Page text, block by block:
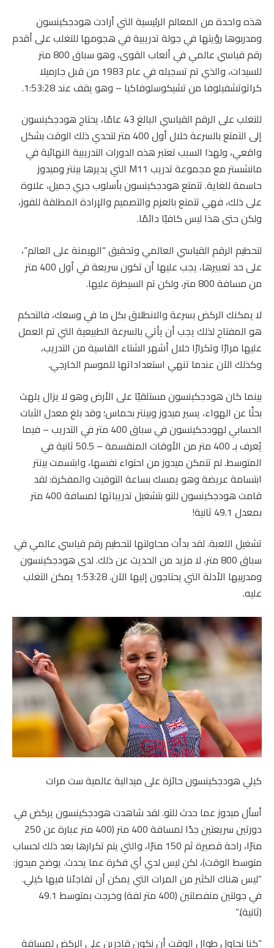
هذه واحدة من المعالم الرئيسية التي أرادت هودجكينسون
ومدربوها رؤيتها في جولة تدريبية في هجومها للتغلب على أقدم
رقم قياسي عالمي في ألعاب القوى، وهو سباق 800 متر
للسيدات، والذي تم تسجيله في عام 1983 من قبل جارميلا
كراتوتشفيلوفا من تشيكوسلوفاكيا – وهو يقف عند 1:53:28.
للتغلب على الرقم القياسي البالغ 43 عامًا، يحتاج هودجكينسون
إلى التمتع بالسرعة خلال أول 400 متر لتحدي ذلك الوقت بشكل
واقعي، ولهذا السبب تعتبر هذه الدورات التدريبية النهائية في
مانشستر مع مجموعة تدريب M11 التي يديرها بينتر وميدوز
حاسمة للغاية. تتمتع هودجكينسون بأسلوب جري جميل، علاوة
على ذلك، فهي تتمتع بالعزم والتصميم والإرادة المطلقة للفوز،
ولكن حتى هذا ليس كافيًا دائمًا.
لتحطيم الرقم القياسي العالمي وتحقيق “الهيمنة على العالم”،
على حد تعبيرها، يجب عليها أن تكون سريعة في أول 400 متر
من مسافة 800 متر، ولكن تم السيطرة عليها.
لا يمكنك الركض بسرعة والانطلاق بكل ما في وسعك، فالتحكم
هو المفتاح لذلك يجب أن يأتي بالسرعة الطبيعية التي تم العمل
عليها مرارًا وتكرارًا خلال أشهر الشتاء القاسية من التدريب،
وكذلك الآن عندما تنهي استعداداتها للموسم الخارجي.
بينما كان هودجكينسون مستلقيًا على الأرض وهو لا يزال يلهث
بحثًا عن الهواء، يسير ميدوز وبينتر بحماس؛ وقد بلغ معدل الثبات
الحسابي لهودجكينسون في سباق 400 متر في التدريب – فيما
يُعرف بـ 400 متر من الأوقات المنقسمة – 50.5 ثانية في
المتوسط. لم تتمكن ميدوز من احتواء نفسها، وابتسمت بينتر
ابتسامة عريضة وهو يمسك بساعة التوقيت والمفكرة: لقد
قامت هودجكينسون للتو بتشغيل تدريباتها لمسافة 400 متر
بمعدل 49.1 ثانية!
تشغيل اللعبة. لقد بدأت محاولتها لتحطيم رقم قياسي عالمي في
سباق 800 متر، لا مزيد من الحديث عن ذلك. لدى هودجكينسون
ومدربيها الأدلة التي يحتاجون إليها الآن. 1:53:28 يمكن التغلب
عليه.
كيلي هودجكينسون حائزة على ميدالية عالمية ست مرات
أسأل ميدوز عما حدث للتو. لقد شاهدت هودجكينسون يركض في
دورتين سريعتين جدًا لمسافة 400 متر (400 متر عبارة عن 250
مترًا، راحة قصيرة ثم 150 مترًا، والتي يتم تكرارها بعد ذلك لحساب
متوسط ​​الوقت)، لكن ليس لدي أي فكرة عما يحدث. يوضح ميدوز:
“ليس هناك الكثير من المرات التي يمكن أن تفاجئنا فيها كيلي.
في جولتين منفصلتين (400 متر لفة) وخرجت بمتوسط ​​49.1
(ثانية).”
“كنا نحاول طوال الوقت أن نكون قادرين على الركض لمسافة